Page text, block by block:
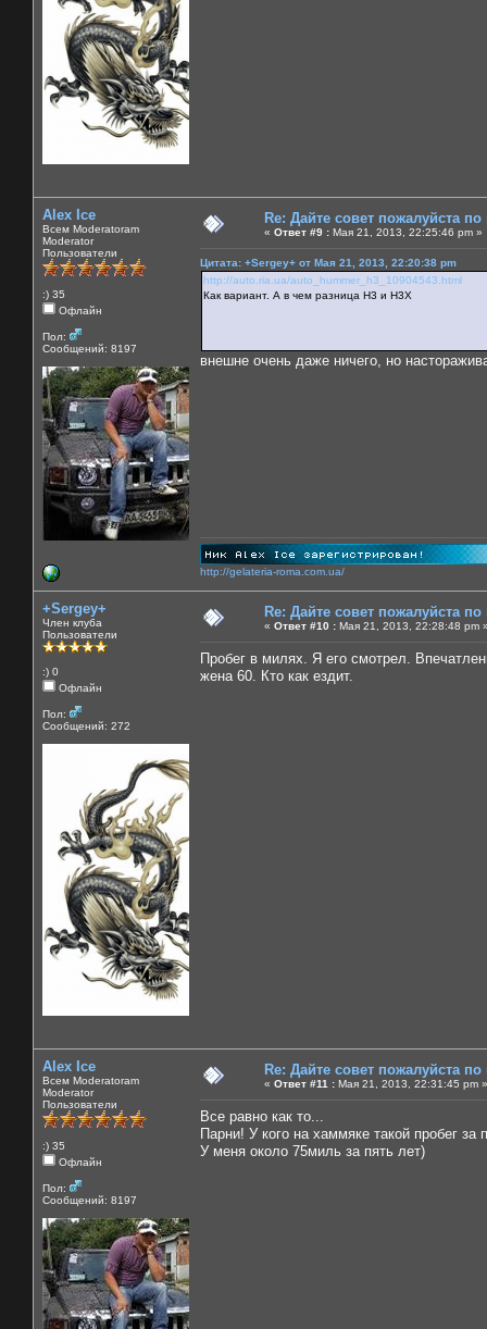
Alex Ice
Всем Moderatoram
Moderator
Пользователи
:) 35
Офлайн
Пол:
Сообщений: 8197
Re: Дайте совет пожалуйста
« Ответ #9 : Мая 21, 2013, 22:25:46 pm »
Цитата: +Sergey+ от Мая 21, 2013, 22:20:38 pm
http://auto.ria.ua/auto_hummer_h3_10904543.html
Как вариант. А в чем разница Н3 и Н3Х
внешне очень даже ничего, но
http://gelateria-roma.com.ua/
+Sergey+
Член клуба
Пользователи
:) 0
Офлайн
Пол:
Сообщений: 272
Re: Дайте совет пожалуйста
« Ответ #10 : Мая 21, 2013, 22:28:48 pm
Пробег в милях. Я его смотрел.
жена 60. Кто как ездит.
Alex Ice
Всем Moderatoram
Moderator
Пользователи
:) 35
Офлайн
Пол:
Сообщений: 8197
Re: Дайте совет пожалуйста
« Ответ #11 : Мая 21, 2013, 22:31:45 pm »
Все равно как то...
Парни! У кого на хаммяке такой пробег за
У меня около 75миль за пять лет)